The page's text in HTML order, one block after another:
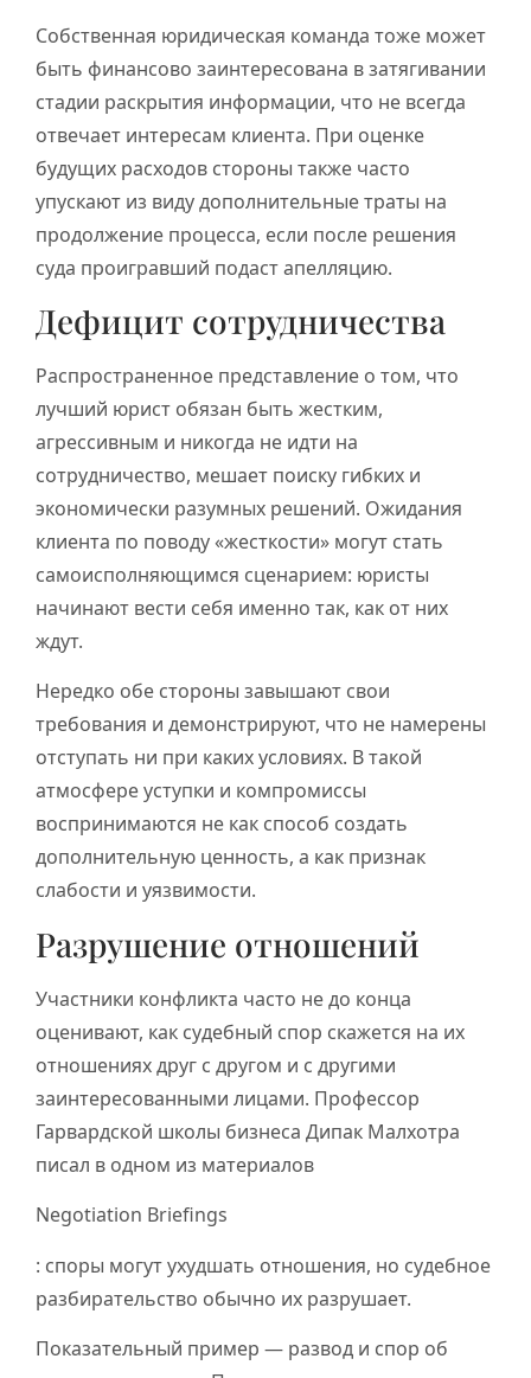
Собственная юридическая команда тоже может
быть финансово заинтересована в затягивании
стадии раскрытия информации, что не всегда
отвечает интересам клиента. При оценке
будущих расходов стороны также часто
упускают из виду дополнительные траты на
продолжение процесса, если после решения
суда проигравший подаст апелляцию.
Дефицит сотрудничества
Распространенное представление о том, что
лучший юрист обязан быть жестким,
агрессивным и никогда не идти на
сотрудничество, мешает поиску гибких и
экономически разумных решений. Ожидания
клиента по поводу «жесткости» могут стать
самоисполняющимся сценарием: юристы
начинают вести себя именно так, как от них
ждут.
Нередко обе стороны завышают свои
требования и демонстрируют, что не намерены
отступать ни при каких условиях. В такой
атмосфере уступки и компромиссы
воспринимаются не как способ создать
дополнительную ценность, а как признак
слабости и уязвимости.
Разрушение отношений
Участники конфликта часто не до конца
оценивают, как судебный спор скажется на их
отношениях друг с другом и с другими
заинтересованными лицами. Профессор
Гарвардской школы бизнеса Дипак Малхотра
писал в одном из материалов
Negotiation Briefings
: споры могут ухудшать отношения, но судебное
разбирательство обычно их разрушает.
Показательный пример — развод и спор об